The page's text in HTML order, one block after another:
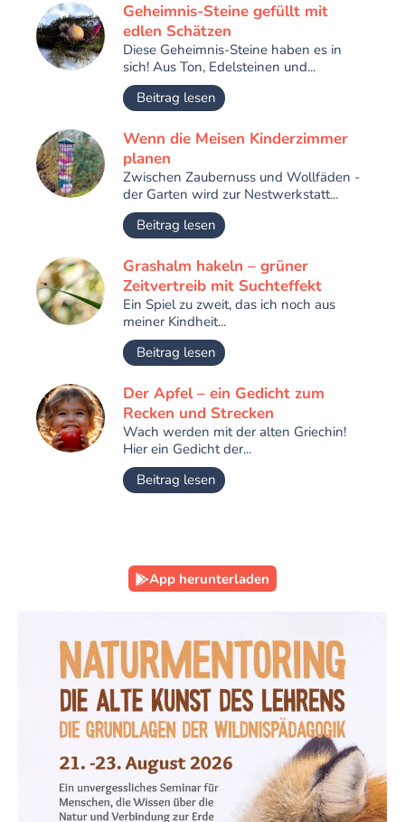
Geheimnis-Steine gefüllt mit
edlen Schätzen
Diese Geheimnis-Steine haben es in
sich! Aus Ton, Edelsteinen und...
Beitrag lesen
Wenn die Meisen Kinderzimmer
planen
Zwischen Zaubernuss und Wollfäden -
der Garten wird zur Nestwerkstatt...
Beitrag lesen
Grashalm hakeln – grüner
Zeitvertreib mit Suchteffekt
Ein Spiel zu zweit, das ich noch aus
meiner Kindheit...
Beitrag lesen
Der Apfel – ein Gedicht zum
Recken und Strecken
Wach werden mit der alten Griechin!
Hier ein Gedicht der...
Beitrag lesen
App herunterladen